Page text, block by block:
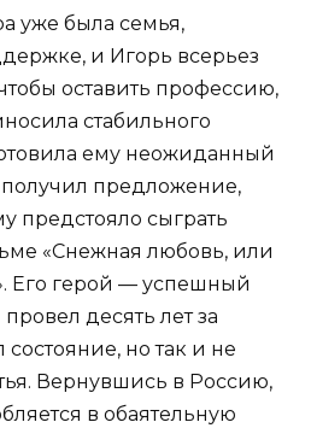
уже была семья,
и Игорь всерьез
оставить профессию,
стабильного
ему неожиданный
предложение,
предстояло сыграть
«Снежная любовь, или
Его герой — успешный
десять лет за
состояние, но так и не
Вернувшись в Россию,
в обаятельную